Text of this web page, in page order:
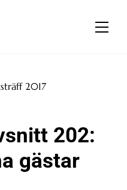
202:
gästar